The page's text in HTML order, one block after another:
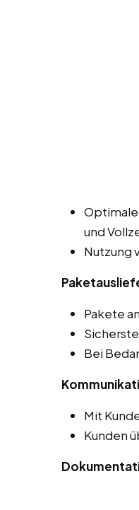
und
Nutzung
Pakete
Bei
Mit
Kunden